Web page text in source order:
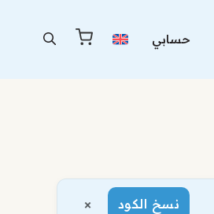
حسابي
نسخ الكود ×